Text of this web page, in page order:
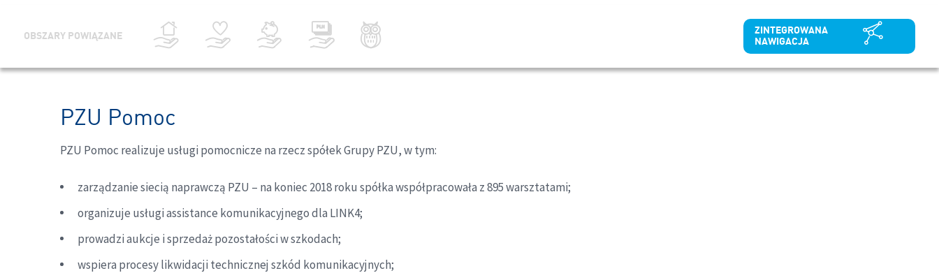
OBSZARY POWIĄZANE
ZINTEGROWANA
NAWIGACJA
PZU Pomoc
PZU Pomoc realizuje usługi pomocnicze na rzecz spółek Grupy PZU, w tym:
zarządzanie siecią naprawczą PZU – na koniec 2018 roku spółka współpracowała z 895 warsztatami;
organizuje usługi assistance komunikacyjnego dla LINK4;
prowadzi aukcje i sprzedaż pozostałości w szkodach;
wspiera procesy likwidacji technicznej szkód komunikacyjnych;